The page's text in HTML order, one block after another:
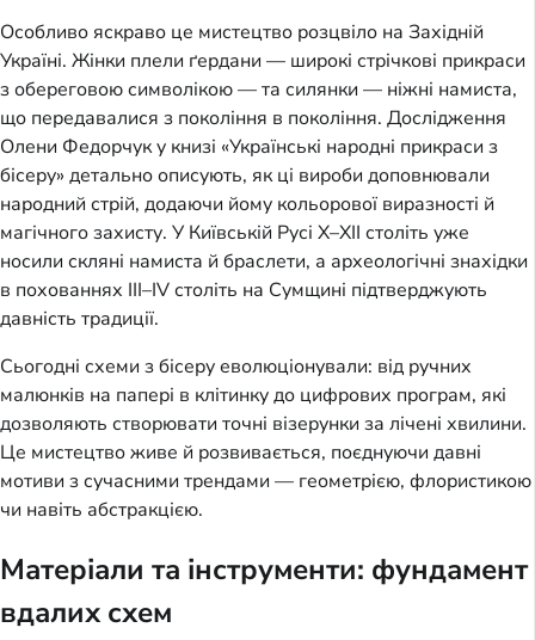
Особливо яскраво це мистецтво розцвіло на Західній
Україні. Жінки плели ґердани — широкі стрічкові прикраси
з обереговою символікою — та силянки — ніжні намиста,
що передавалися з покоління в покоління. Дослідження
Олени Федорчук у книзі «Українські народні прикраси з
бісеру» детально описують, як ці вироби доповнювали
народний стрій, додаючи йому кольорової виразності й
магічного захисту. У Київській Русі X–XII століть уже
носили скляні намиста й браслети, а археологічні знахідки
в похованнях III–IV століть на Сумщині підтверджують
давність традиції.
Сьогодні схеми з бісеру еволюціонували: від ручних
малюнків на папері в клітинку до цифрових програм, які
дозволяють створювати точні візерунки за лічені хвилини.
Це мистецтво живе й розвивається, поєднуючи давні
мотиви з сучасними трендами — геометрією, флористикою
чи навіть абстракцією.
Матеріали та інструменти: фундамент
вдалих схем